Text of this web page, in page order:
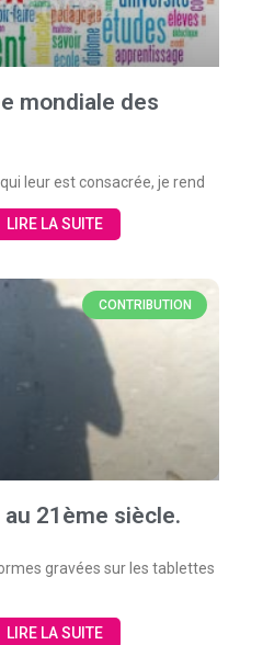
mondiale des
leur est consacrée, je rend
LIRE LA SUITE
CONTRIBUTION
21ème siècle.
gravées sur les tablettes
LIRE LA SUITE